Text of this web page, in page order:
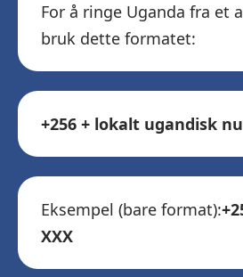
For å ringe Uganda fra et
bruk dette formatet:
+256 + lokalt ugandisk
Eksempel (bare format):
XXX